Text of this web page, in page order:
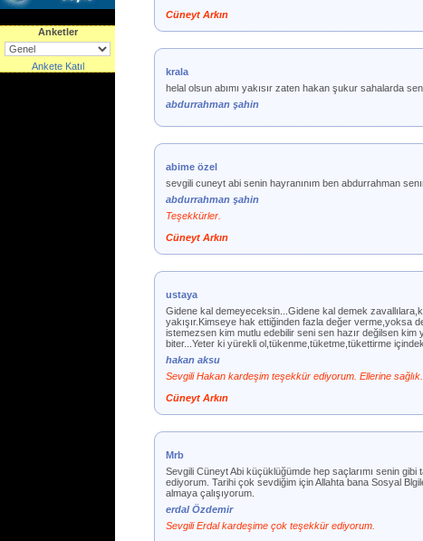
Anketler
Ankete Katıl
Cüneyt Arkın
krala
helal olsun abımı yakısır zaten hakan şukur sahalarda
abdurrahman şahin
abime özel
sevgili cuneyt abi senin hayranınım ben abdurrahman
abdurrahman şahin
Teşekkürler.
Cüneyt Arkın
ustaya
Gidene kal demeyeceksin...Gidene kal demek
yakışır.Kimseye hak ettiğinden fazla değer verme,yoksa
istemezsen kim mutlu edebilir seni sen hazır değilsen
biter...Yeter ki yürekli ol,tükenme,tüketme,tükettirme
hakan aksu
Sevgili Hakan kardeşim teşekkür ediyorum. Ellerine sağlık.
Cüneyt Arkın
Mrb
Sevgili Cüneyt Abi küçüklüğümde hep saçlarımı senin
ediyorum. Tarihi çok sevdiğim için Allahta bana Sosyal
almaya çalışıyorum.
erdal Özdemir
Sevgili Erdal kardeşime çok teşekkür ediyorum.